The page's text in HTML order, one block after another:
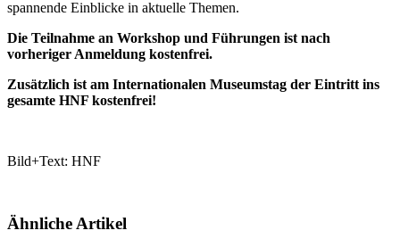
spannende Einblicke in aktuelle Themen.
Die Teilnahme an Workshop und Führungen ist nach
vorheriger Anmeldung kostenfrei.
Zusätzlich ist am Internationalen Museumstag der Eintritt ins
gesamte HNF kostenfrei!
Bild+Text: HNF
Ähnliche Artikel